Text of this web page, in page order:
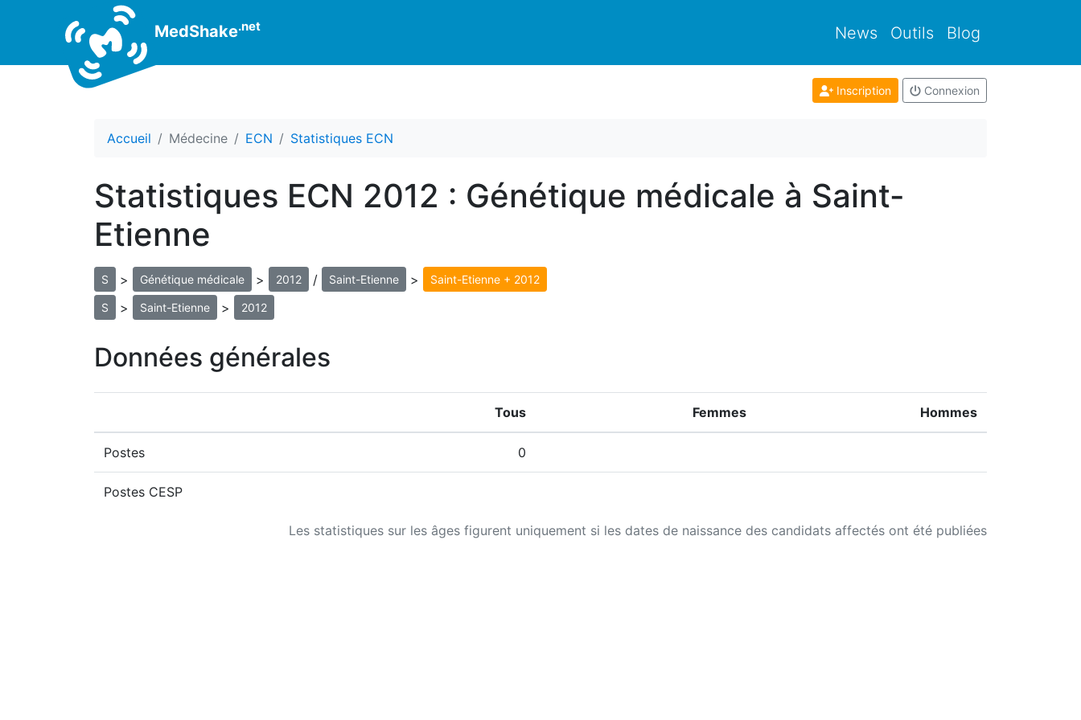
MedShake.net News Outils Blog
Inscription Connexion
Accueil Médecine ECN Statistiques ECN
Statistiques ECN 2012 : Génétique médicale à Saint-
Etienne
S > Génétique médicale > 2012 / Saint-Etienne > Saint-Etienne + 2012
S > Saint-Etienne > 2012
Données générales
Les statistiques sur les âges figurent uniquement si les dates de naissance des candidats affectés ont été publiées
Tous Femmes Hommes
Postes 0
Postes CESP